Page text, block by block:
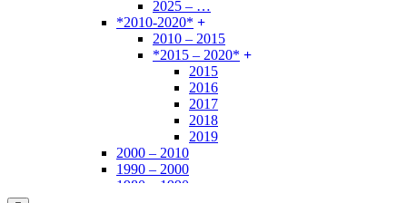
2025 – …
*2010-2020*
2010 – 2015
*2015 – 2020*
2015
2016
2017
2018
2019
2000 – 2010
1990 – 2000
1980 – 1990